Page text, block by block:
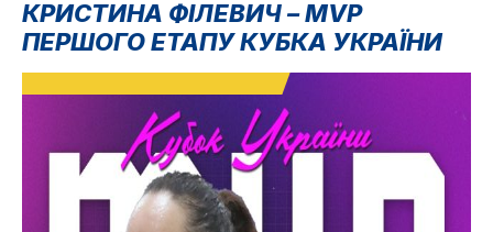
КРИСТИНА ФІЛЕВИЧ – MVP
ПЕРШОГО ЕТАПУ КУБКА УКРАЇНИ